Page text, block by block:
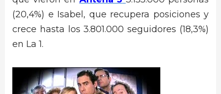
(20,4%) e Isabel, que recupera posiciones y
crece hasta los 3.801.000 seguidores (18,3%)
en La 1.